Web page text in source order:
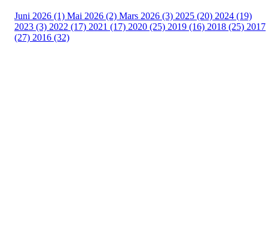
Juni 2026 (1) Mai 2026 (2) Mars 2026 (3) 2025 (20) 2024 (19)
2023 (3) 2022 (17) 2021 (17) 2020 (25) 2019 (16) 2018 (25) 2017
(27) 2016 (32)